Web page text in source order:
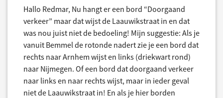
Hallo Redmar, Nu hangt er een bord “Doorgaand
verkeer” maar dat wijst de Laauwikstraat in en dat
was nou juist niet de bedoeling! Mijn suggestie: Als je
vanuit Bemmel de rotonde nadert zie je een bord dat
rechts naar Arnhem wijst en links (driekwart rond)
naar Nijmegen. Of een bord dat doorgaand verkeer
naar links en naar rechts wijst, maar in ieder geval
niet de Laauwikstraat in! En als je hier borden